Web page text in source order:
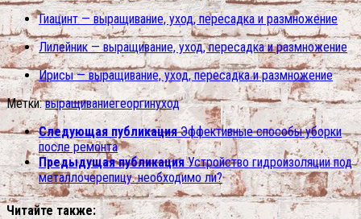
Гиацинт — выращивание, уход, пересадка и размножение
Лилейник — выращивание, уход, пересадка и размножение
Ирисы — выращивание, уход, пересадка и размножение
Метки: выращиваниегеоргинуход
Следующая публикация Эффективные способы уборки
после ремонта
Предыдущая публикация Устройство гидроизоляции под
металлочерепицу. необходимо ли?
Читайте также: